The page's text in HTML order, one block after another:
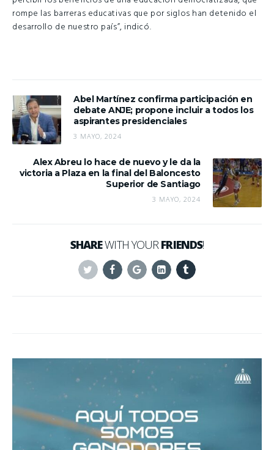
rompe las barreras educativas que por siglos han detenido el
desarrollo de nuestro país”, indicó.
Abel Martínez confirma participación en
debate ANJE; propone incluir a todos los
aspirantes presidenciales
3 MAYO, 2024
Alex Abreu lo hace de nuevo y le da la
victoria a Plaza en la final del Baloncesto
Superior de Santiago
3 MAYO, 2024
SHAREWITH YOURFRIENDS!